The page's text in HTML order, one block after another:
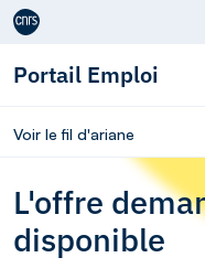
Aller au contenu
Portail Emploi
Voir le fil d'ariane
L'offre
disponible